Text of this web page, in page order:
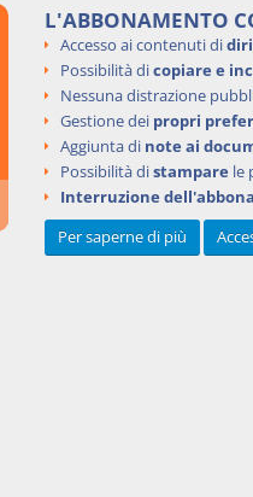
L'ABBONAMENTO
Accesso ai contenuti di
Possibilità dicopiare e
Nessuna distrazione
Gestione dei propri
Aggiunta di note ai
Possibilità distampare le
Interruzione
Per saperne di più